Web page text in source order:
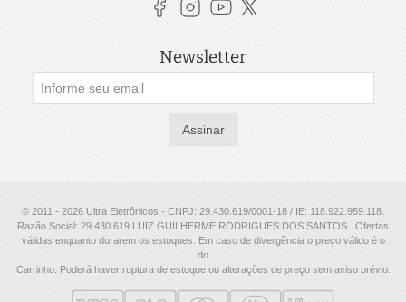
Newsletter
Assinar
© 2011 - 2026 Ultra Eletrônicos - CNPJ: 29.430.619/0001-18 / IE: 118.922.959.118.
Razão Social: 29.430.619 LUIZ GUILHERME RODRIGUES DOS SANTOS . Ofertas
válidas enquanto durarem os estoques. Em caso de divergência o preço válido é o
do
Carrinho. Poderá haver ruptura de estoque ou alterações de preço sem aviso prévio.